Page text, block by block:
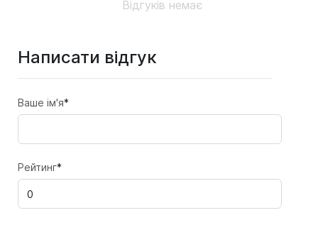
Відгуків немає
Написати відгук
Ваше ім'я*
Рейтинг*